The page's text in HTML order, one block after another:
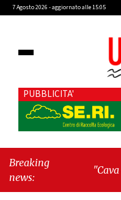
7 Agosto 2026 - aggiornato alle 15:05
PUBBLICITA'
Breaking
news:
"Cava de'